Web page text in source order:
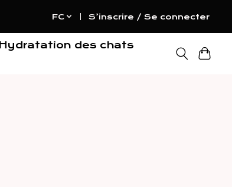
FC S’inscrire / Se connecter
Hydratation des chats